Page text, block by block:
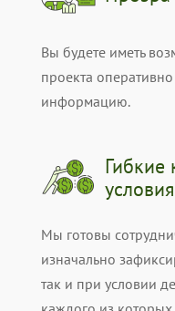
Вы будете иметь
проекта
информацию.
Гибкие
условия
Мы готовы
изначально
так и при условии